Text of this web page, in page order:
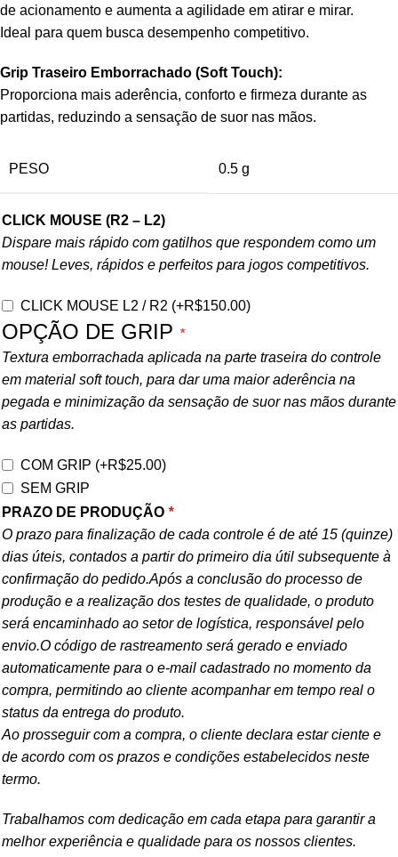
de acionamento e aumenta a agilidade em atirar e mirar.
Ideal para quem busca desempenho competitivo.
Grip Traseiro Emborrachado (Soft Touch):
Proporciona mais aderência, conforto e firmeza durante as
partidas, reduzindo a sensação de suor nas mãos.
PESO 0.5 g
CLICK MOUSE (R2 – L2)
Dispare mais rápido com gatilhos que respondem como um
mouse! Leves, rápidos e perfeitos para jogos competitivos.
CLICK MOUSE L2 / R2 (+R$150.00)
OPÇÃO DE GRIP *
Textura emborrachada aplicada na parte traseira do controle
em material soft touch, para dar uma maior aderência na
pegada e minimização da sensação de suor nas mãos durante
as partidas.
COM GRIP (+R$25.00)
SEM GRIP
PRAZO DE PRODUÇÃO *
O prazo para finalização de cada controle é de até 15 (quinze)
dias úteis, contados a partir do primeiro dia útil subsequente à
confirmação do pedido.Após a conclusão do processo de
produção e a realização dos testes de qualidade, o produto
será encaminhado ao setor de logística, responsável pelo
envio.O código de rastreamento será gerado e enviado
automaticamente para o e-mail cadastrado no momento da
compra, permitindo ao cliente acompanhar em tempo real o
status da entrega do produto.
Ao prosseguir com a compra, o cliente declara estar ciente e
de acordo com os prazos e condições estabelecidos neste
termo.
Trabalhamos com dedicação em cada etapa para garantir a
melhor experiência e qualidade para os nossos clientes.